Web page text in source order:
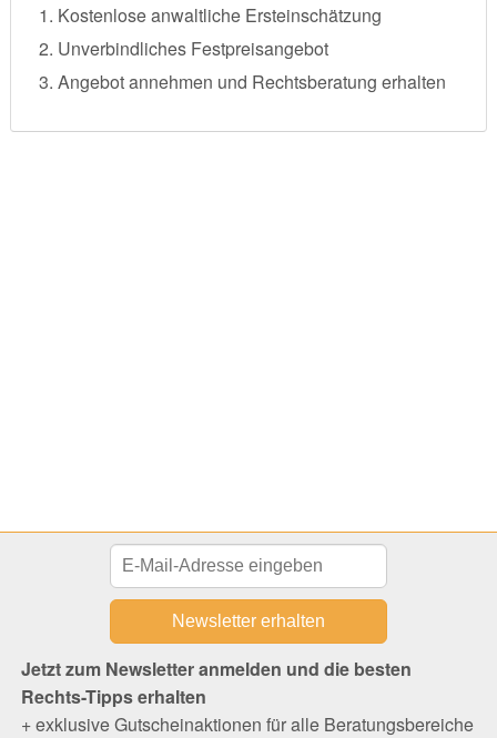
Kostenlose anwaltliche Ersteinschätzung
Unverbindliches Festpreisangebot
Angebot annehmen und Rechtsberatung erhalten
Jetzt zum Newsletter anmelden und die besten
Rechts-Tipps erhalten
+ exklusive Gutscheinaktionen für alle Beratungsbereiche